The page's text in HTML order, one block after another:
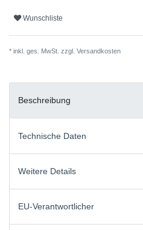
Wunschliste
* inkl. ges. MwSt. zzgl. Versandkosten
Beschreibung
Technische Daten
Weitere Details
EU-Verantwortlicher